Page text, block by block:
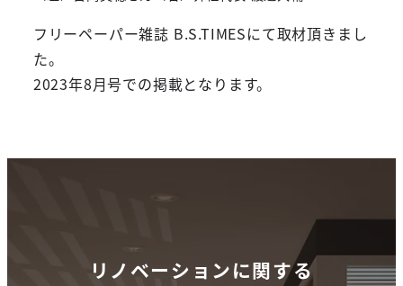
フリーペーパー雑誌 B.S.TIMESにて取材頂きまし
た。
2023年8月号での掲載となります。
リノベーションに関する